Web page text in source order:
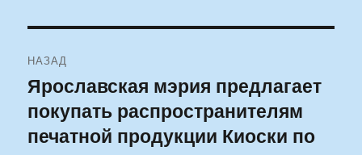
по
записям
НАЗАД
Предыдущая
запись:
Ярославская мэрия предлагает
покупать распространителям
печатной продукции Киоски по